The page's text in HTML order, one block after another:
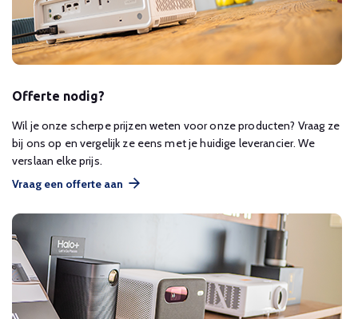
Offerte nodig?
Wil je onze scherpe prijzen weten voor onze producten? Vraag ze
bij ons op en vergelijk ze eens met je huidige leverancier. We
verslaan elke prijs.
Vraag een offerte aan